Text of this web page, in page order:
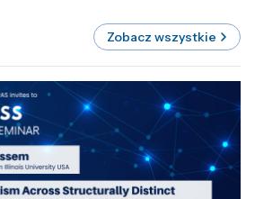
Zobacz wszystkie